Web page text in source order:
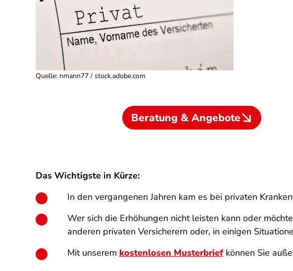
Quelle: nmann77 / stock.adobe.com
Beratung & Angebote
Das Wichtigste in Kürze:
In den vergangenen Jahren kam es bei privaten
Wer sich die Erhöhungen nicht leisten kann oder
anderen privaten Versicherern oder, in einigen
Mit unserem kostenlosen Musterbriefkönnen Sie